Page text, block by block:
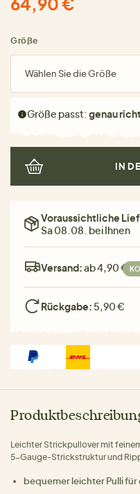
Größe
Wählen Sie die Größe
Größe passt:genau
IN
Voraussichtliche
Sa 08.08. bei Ihnen
Versand:ab 4,90 €
Rückgabe: 5,90 €
Leichter Strickpullover mit
5-Gauge-Strickstruktur und
bequemer leichter Pulli für